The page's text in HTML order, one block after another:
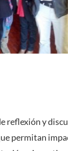
reflexión y
permitan